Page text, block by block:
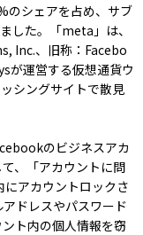
のシェアを占め、サブ
した。「meta」は、
Inc.、旧称：Facebo
が運営する仮想通貨ウ
シングサイトで散見
のビジネスアカ
、「アカウントに問
アカウントロックさ
ドレスやパスワード
ト内の個人情報を窃